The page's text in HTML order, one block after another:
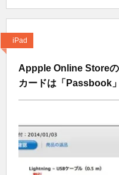
iPad
Appple Online Store
カードは「Passbook